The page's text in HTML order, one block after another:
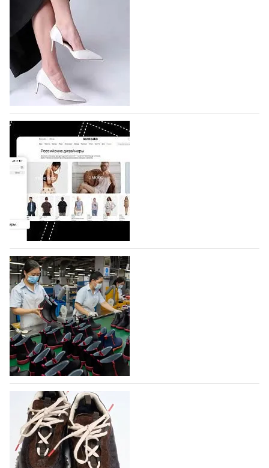
подано 1047 заявок
На участие в седьмой Московской неделе моды,
которая пройдет в российской столице с 26 сентября
по 1 октября, уже подано 1047 заявок. Примерно
половину из них (494) прислали дизайнеры,
коллекции которых не были представлены в…
07.08.2026 361
BALLINA представит свои новинки на Euro
Shoes
Компания BALLINA Guangzhou Lihuang Footwear
Co., Ltd., основанная в 2011 году и расположенная в
Гуанчжоу, столице моды Китая, является
профессиональной обувной компанией,
объединяющей разработку, производство и…
07.08.2026 275
На платформе Lamoda - новый раздел и
условия продвижения локальных
дизайнерских марок
Российский маркетплейс Lamoda решил обновить
раздел для продажи продукции локальных
дизайнерских марок одежды, обуви и аксессуаров.
Бренды также получат маркетинговую…
06.08.2026 450
Объем мирового производства обуви в
2025 году практически не увеличился
В 2025 году мировое производство обуви
практически не изменилось, зафиксировав